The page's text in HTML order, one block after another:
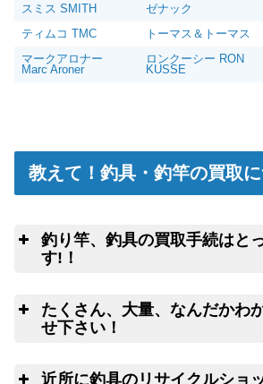
スミス SMITH
ゼナック
ティムコ TMC
トーマス＆トーマス
マークアロナー
Marc Aroner
ロンクーシー RON
KUSSE
教えて！釣具・釣竿の買取
釣り竿、釣具の買取手続はと
す!！
りクロネコヤマトの集荷申込み
釣竿を入れる無料
ービス
たくさん、大量、なんだかわ
せ下さい！
近所に釣具のリサイクルショ